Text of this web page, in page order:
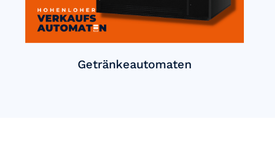
Getränkeautomaten